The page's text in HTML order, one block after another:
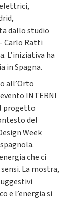
dallo studio
Carlo Ratti
L’iniziativa ha
in Spagna.
all’Orto
INTERNI
progetto
del
Week
che ci
La mostra,
e l’energia si